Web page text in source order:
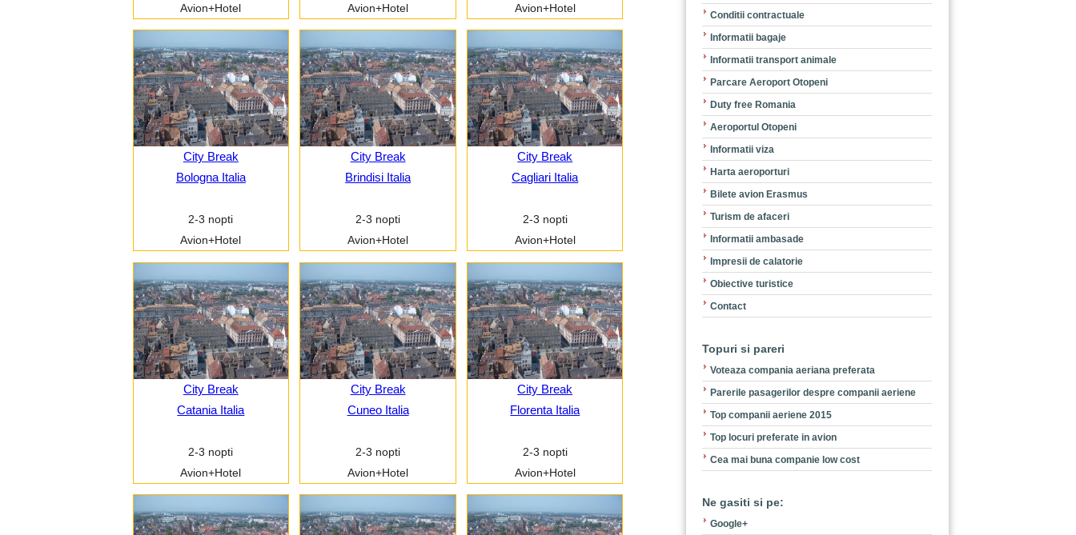
Avion+Hotel
Avion+Hotel
Avion+Hotel
City Break
Bologna Italia
2-3 nopti
Avion+Hotel
City Break
Brindisi Italia
2-3 nopti
Avion+Hotel
City Break
Cagliari Italia
2-3 nopti
Avion+Hotel
City Break
Catania Italia
2-3 nopti
Avion+Hotel
City Break
Cuneo Italia
2-3 nopti
Avion+Hotel
City Break
Florenta Italia
2-3 nopti
Avion+Hotel
Conditii contractuale
Informatii bagaje
Informatii transport animale
Parcare Aeroport Otopeni
Duty free Romania
Aeroportul Otopeni
Informatii viza
Harta aeroporturi
Bilete avion Erasmus
Turism de afaceri
Informatii ambasade
Impresii de calatorie
Obiective turistice
Contact
Topuri si pareri
Voteaza compania aeriana preferata
Parerile pasagerilor despre companii aeriene
Top companii aeriene 2015
Top locuri preferate in avion
Cea mai buna companie low cost
Ne gasiti si pe:
Google+